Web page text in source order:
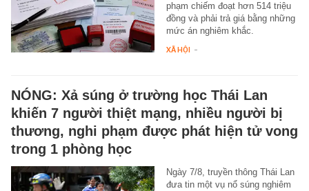
phạm chiếm đoạt hơn 514 triệu
đồng và phải trả giá bằng những
mức án nghiêm khắc.
XÃ HỘI -
NÓNG: Xả súng ở trường học Thái Lan
khiến 7 người thiệt mạng, nhiều người bị
thương, nghi phạm được phát hiện tử vong
trong 1 phòng học
Ngày 7/8, truyền thông Thái Lan
đưa tin một vụ nổ súng nghiêm